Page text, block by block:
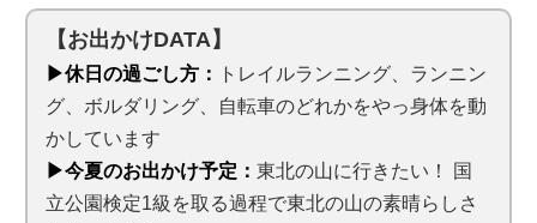
【お出かけDATA】
▶休日の過ごし方：
トレイルランニング、ランニン
グ、ボルダリング、自転車のどれかをやっ身体を動
かしています
▶今夏のお出かけ予定：東北の山に行きたい！ 国
立公園検定1級を取る過程で東北の山の素晴らしさ